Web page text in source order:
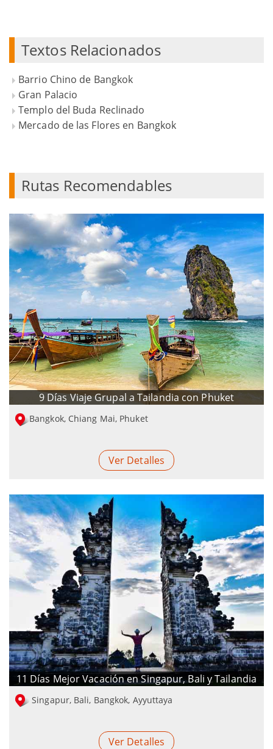
Textos Relacionados
Barrio Chino de Bangkok
Gran Palacio
Templo del Buda Reclinado
Mercado de las Flores en Bangkok
Rutas Recomendables
9 Días Viaje Grupal a Tailandia con Phuket
Bangkok, Chiang Mai, Phuket
Ver Detalles
11 Días Mejor Vacación en Singapur, Bali y Tailandia
Singapur, Bali, Bangkok, Ayyuttaya
Ver Detalles